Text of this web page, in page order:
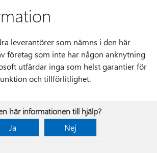
leverantörer som nämns i den här
företag som inte har någon anknytning
utfärdar inga som helst garantier för
och tillförlitlighet.
här informationen till hjälp?
Ja
Nej